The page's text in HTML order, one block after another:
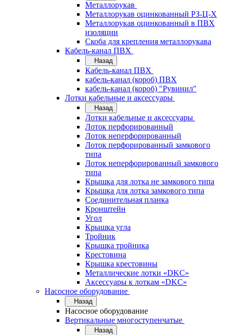
Металлорукав
Металлорукав оцинкованный РЗ-Ц-Х
Металлорукав оцинкованный в ПВХ
изоляции
Скоба для крепления металлорукава
Кабель-канал ПВХ
Назад
Кабель-канал ПВХ
кабель-канал (короб) ПВХ
кабель-канал (короб) "Рувинил"
Лотки кабельные и аксессуары
Назад
Лотки кабельные и аксессуары
Лоток перфорированный
Лоток неперфорированный
Лоток перфорированный замкового
типа
Лоток неперфорированный замкового
типа
Крышка для лотка не замкового типа
Крышка для лотка замкового типа
Соединительная планка
Кронштейн
Угол
Крышка угла
Тройник
Крышка тройника
Крестовина
Крышка крестовины
Металлические лотки «DKC»
Аксессуары к лоткам «DKC»
Насосное оборудование
Назад
Насосное оборудование
Вертикальные многоступенчатые
Назад